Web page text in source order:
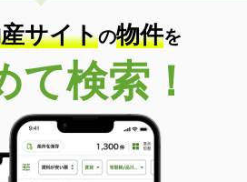
サイトの物件を
て検索！